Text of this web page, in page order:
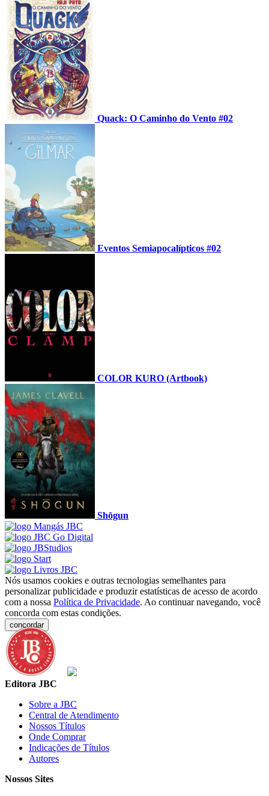
Quack: O Caminho do Vento #02
Eventos Semiapocalípticos #02
COLOR KURO (Artbook)
Shōgun
Nós usamos cookies e outras tecnologias semelhantes para
personalizar publicidade e produzir estatísticas de acesso de acordo
com a nossa Política de Privacidade. Ao continuar navegando, você
concorda com estas condições.
concordar
Editora JBC
Sobre a JBC
Central de Atendimento
Nossos Títulos
Onde Comprar
Indicações de Títulos
Autores
Nossos Sites